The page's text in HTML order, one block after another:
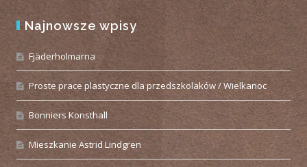
Najnowsze wpisy
Fjäderholmarna
Proste prace plastyczne dla przedszkolaków / Wielkanoc
Bonniers Konsthall
Mieszkanie Astrid Lindgren